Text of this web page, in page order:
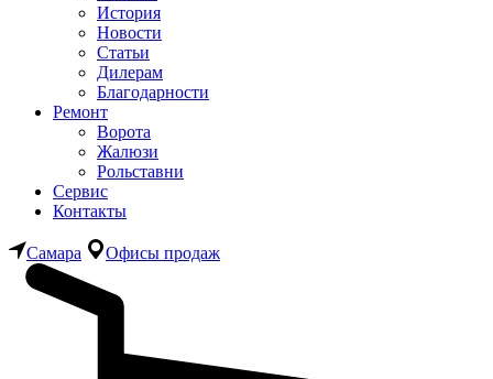
История
Новости
Статьи
Дилерам
Благодарности
Ремонт
Ворота
Жалюзи
Рольставни
Сервис
Контакты
Самара Офисы продаж